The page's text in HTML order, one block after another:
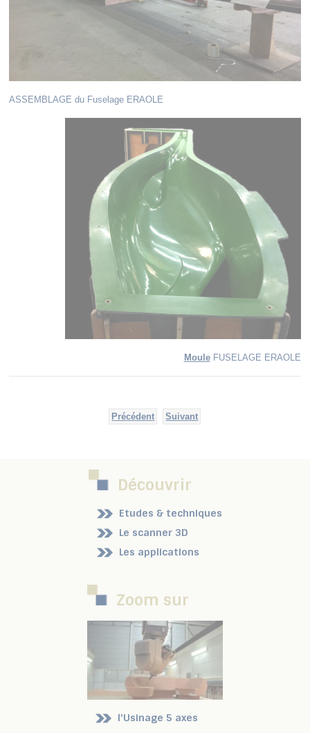
ASSEMBLAGE du Fuselage ERAOLE
MouleFUSELAGE ERAOLE
Précédent Suivant
Découvrir
Etudes & techniques
Le scanner 3D
Les applications
Zoom sur
l'Usinage 5 axes